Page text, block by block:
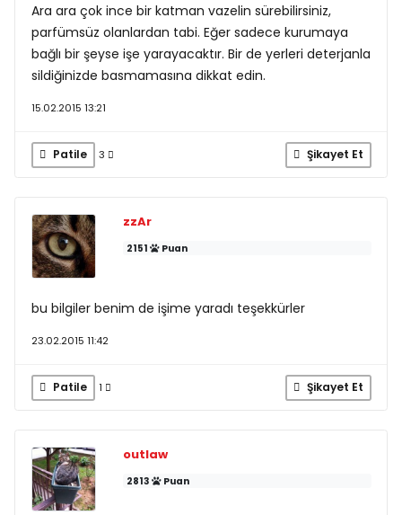
Ara ara çok ince bir katman vazelin sürebilirsiniz,
parfümsüz olanlardan tabi. Eğer sadece kurumaya
bağlı bir şeyse işe yarayacaktır. Bir de yerleri deterjanla
sildiğinizde basmamasına dikkat edin.
15.02.2015 13:21
Patile 3 Şikayet Et
zzAr
2151 Puan
bu bilgiler benim de işime yaradı teşekkürler
23.02.2015 11:42
Patile 1 Şikayet Et
outlaw
2813 Puan